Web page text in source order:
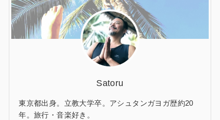
Satoru
東京都出身。立教大学卒。アシュタンガヨガ歴約20
年。旅行・音楽好き。